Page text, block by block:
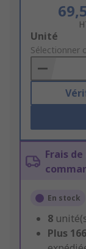
Add
to
Basket
Unité
Sélectionner
Frais
En stock
8
Plus 166